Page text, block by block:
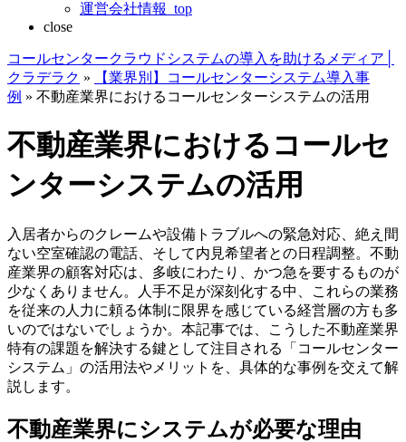
運営会社情報_top
close
コールセンタークラウドシステムの導入を助けるメディア│
クラデラク »
【業界別】コールセンターシステム導入事
例 » 不動産業界におけるコールセンターシステムの活用
不動産業界におけるコールセ
ンターシステムの活用
入居者からのクレームや設備トラブルへの緊急対応、絶え間
ない空室確認の電話、そして内見希望者との日程調整。不動
産業界の顧客対応は、多岐にわたり、かつ急を要するものが
少なくありません。人手不足が深刻化する中、これらの業務
を従来の人力に頼る体制に限界を感じている経営層の方も多
いのではないでしょうか。本記事では、こうした不動産業界
特有の課題を解決する鍵として注目される「コールセンター
システム」の活用法やメリットを、具体的な事例を交えて解
説します。
不動産業界にシステムが必要な理由